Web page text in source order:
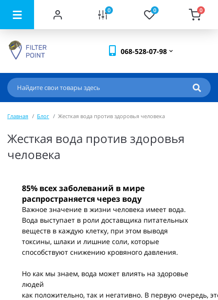
0 0 0
068-528-07-98
Главная Блог Жесткая вода против здоровья человека
Жесткая вода против здоровья
человека
85% всех заболеваний в мире
распространяется через воду
Важное значение в жизни человека имеет вода.
Вода выступает в роли доставщика питательных
веществ в каждую клетку, при этом выводя
токсины, шлаки и лишние соли, которые
способствуют снижению кровяного давления.
Но как мы знаем, вода может влиять на здоровье
людей
как положительно, так и негативно. В первую очередь,